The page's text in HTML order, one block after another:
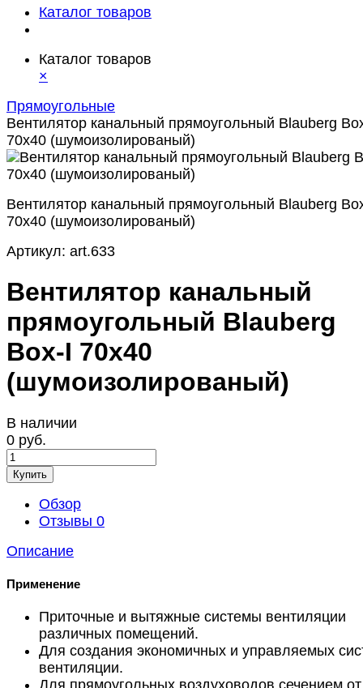
Каталог товаров
Каталог товаров
×
Прямоугольные
Вентилятор канальный прямоугольный Blauberg
70x40 (шумоизолированый)
Вентилятор канальный прямоугольный Blauberg
70x40 (шумоизолированый)
Артикул: art.633
Вентилятор канальный
прямоугольный Blauberg
Box-I 70x40
(шумоизолированый)
В наличии
0 руб.
Купить
Обзор
Отзывы 0
Описание
Применение
Приточные и вытяжные системы вентиляции
различных помещений.
Для создания экономичных и управляемых
вентиляции.